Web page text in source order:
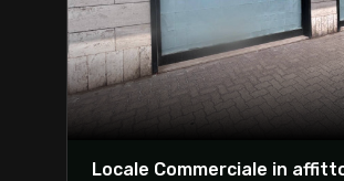
Locale Commerciale in